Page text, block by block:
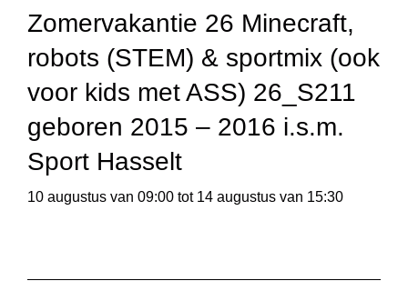
Zomervakantie 26 Minecraft,
robots (STEM) & sportmix (ook
voor kids met ASS) 26_S211
geboren 2015 – 2016 i.s.m.
Sport Hasselt
10 augustus van 09:00 tot 14 augustus van 15:30